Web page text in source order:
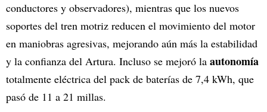
conductores y observadores), mientras que los nuevos
soportes del tren motriz reducen el movimiento del motor
en maniobras agresivas, mejorando aún más la estabilidad
y la confianza del Artura. Incluso se mejoró la autonomía
totalmente eléctrica del pack de baterías de 7,4 kWh, que
pasó de 11 a 21 millas.